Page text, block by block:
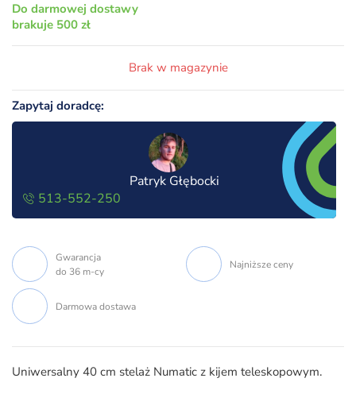
Do darmowej dostawy
brakuje 500 zł
Brak w magazynie
Zapytaj doradcę:
Patryk Głębocki
513-552-250
Gwarancja
do 36 m-cy
Najniższe ceny
Darmowa dostawa
Uniwersalny 40 cm stelaż Numatic z kijem teleskopowym.